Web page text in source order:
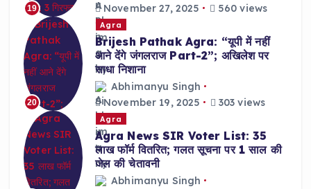
19 November 27, 2025 560 views
20
Agra
Brijesh Pathak Agra: “यूपी में नहीं
आने देंगे जंगलराज Part-2”; अखिलेश पर
साधा निशाना
Abhimanyu Singh
November 19, 2025
303 views
Agra
Agra News SIR Voter List: 35
लाख फॉर्म वितरित; गलत सूचना पर 1 साल की
जेल की चेतावनी
Abhimanyu Singh